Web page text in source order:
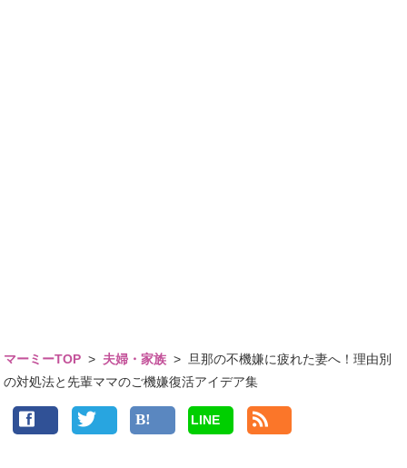
マーミーTOP > 夫婦・家族 >
旦那の不機嫌に疲れた妻へ！理由別
の対処法と先輩ママのご機嫌復活アイデア集
LINE